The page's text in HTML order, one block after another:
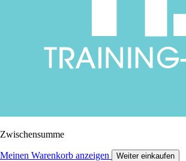
Zwischensumme
Meinen Warenkorb anzeigen Weiter einkaufen